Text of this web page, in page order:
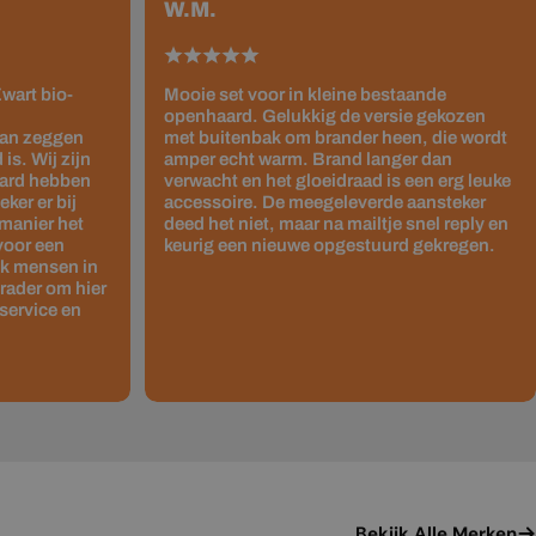
bio-
zeggen
is. Wij zijn
hebben
er bij
het
een
mensen in
om hier
en
W.M.
Mooie set voor in kleine bestaande
openhaard. Gelukkig de versie gekozen
met buitenbak om brander heen, die wordt
amper echt warm. Brand langer dan
verwacht en het gloeidraad is een erg leuke
accessoire. De meegeleverde aansteker
deed het niet, maar na mailtje snel reply en
keurig een nieuwe opgestuurd gekregen.